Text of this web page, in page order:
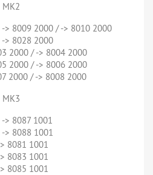
MK2
> 8009 2000 / -> 8010 2000
> 8028 2000
2000 / -> 8004 2000
2000 / -> 8006 2000
2000 / -> 8008 2000
MK3
> 8087 1001
> 8088 1001
8081 1001
8083 1001
8085 1001